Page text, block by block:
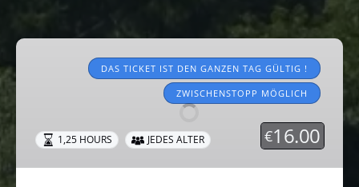
Touristenzüge
DAS TICKET IST DEN GANZEN TAG GÜLTIG !
ZWISCHENSTOPP MÖGLICH
€16.00
1,25 HOURS JEDES ALTER